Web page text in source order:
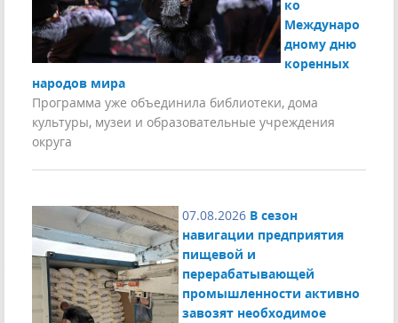
ко
Междунаро
дному дню
коренных
народов мира
Программа уже объединила библиотеки, дома
культуры, музеи и образовательные учреждения
округа
07.08.2026 В сезон
навигации предприятия
пищевой и
перерабатывающей
промышленности активно
завозят необходимое